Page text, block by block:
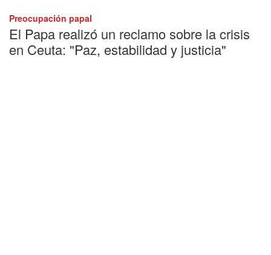
Preocupación papal
El Papa realizó un reclamo sobre la crisis
en Ceuta: "Paz, estabilidad y justicia"